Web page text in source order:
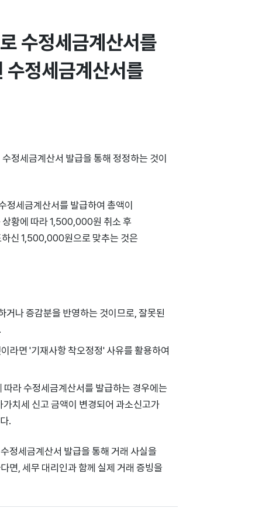
수정세금계산서를
정세금계산서를
정세금계산서 발급을 통해 정정하는 것이
세금계산서를 발급하여 총액이
황에 따라 1,500,000원 취소 후
신 1,500,000원으로 맞추는 것은
거나 증감분을 반영하는 것이므로, 잘못된
라면 '기재사항 착오정정' 사유를 활용하여
라 수정세금계산서를 발급하는 경우에는
치세 신고 금액이 변경되어 과소신고가
.
정세금계산서 발급을 통해 거래 사실을
면, 세무 대리인과 함께 실제 거래 증빙을